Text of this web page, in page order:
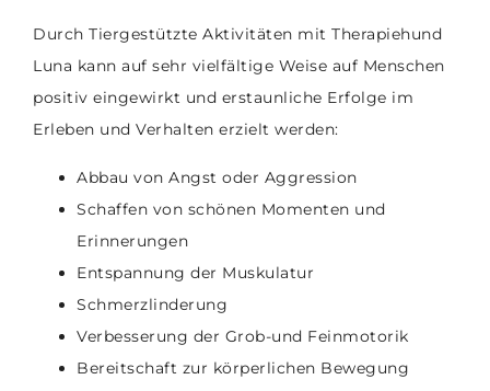
Durch Tiergestützte Aktivitäten mit Therapiehund
Luna kann auf sehr vielfältige Weise auf Menschen
positiv eingewirkt und erstaunliche Erfolge im
Erleben und Verhalten erzielt werden:
Abbau von Angst oder Aggression
Schaffen von schönen Momenten und
Erinnerungen
Entspannung der Muskulatur
Schmerzlinderung
Verbesserung der Grob-und Feinmotorik
Bereitschaft zur körperlichen Bewegung